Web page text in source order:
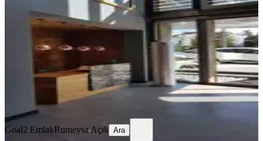
Eyüpsultan, Mimar Sinan Mahallesi
07.08.2026
Rumeysa Açık
Goal2 EmlakRumeysa Açık Ara